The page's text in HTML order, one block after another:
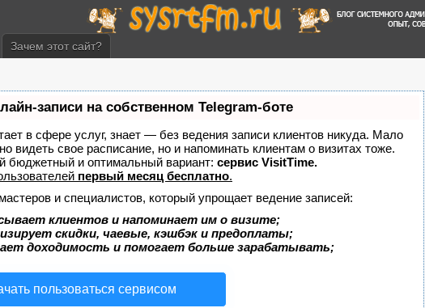
Зачем этот сайт?
записи на собственном Telegram-боте
в сфере услуг, знает — без ведения записи клиентов никуда. Мало
видеть свое расписание, но и напоминать клиентам о визитах тоже.
бюджетный и оптимальный вариант: сервис VisitTime.
первый месяц бесплатно.
и специалистов, который упрощает ведение записей:
клиентов и напоминает им о визите;
скидки, чаевые, кэшбэк и предоплаты;
доходимость и помогает больше зарабатывать;
пользоваться сервисом